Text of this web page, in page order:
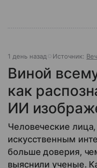
1 день назад Источник:
Виной
как
ИИ
Человеческие
искусственным
больше доверия,
выяснили ученые.